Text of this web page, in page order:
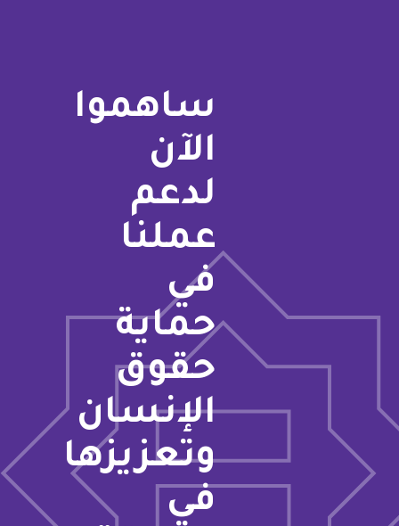
ساهموا
الآن
لدعم
عملنا
في
حماية
حقوق
الإنسان
وتعزيزها
في